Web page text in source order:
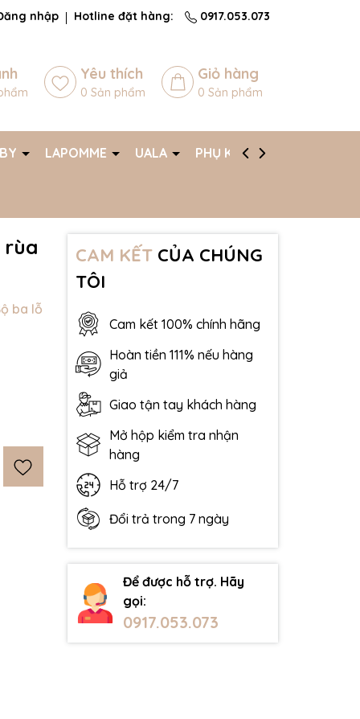
nhập Hotline đặt hàng: 0917.053.073
Yêu thích
0 Sản phẩm
Giỏ hàng
0 Sản phẩm
LAPOMME UALA PHỤ KIỆN
rùa
ba lỗ
CAM KẾTCỦA CHÚNG
TÔI
Cam kết 100% chính hãng
Hoàn tiền 111% nếu hàng
giả
Giao tận tay khách hàng
Mở hộp kiểm tra nhận
hàng
Hỗ trợ 24/7
Đổi trả trong 7 ngày
Để được hỗ trợ. Hãy
gọi:
0917.053.073